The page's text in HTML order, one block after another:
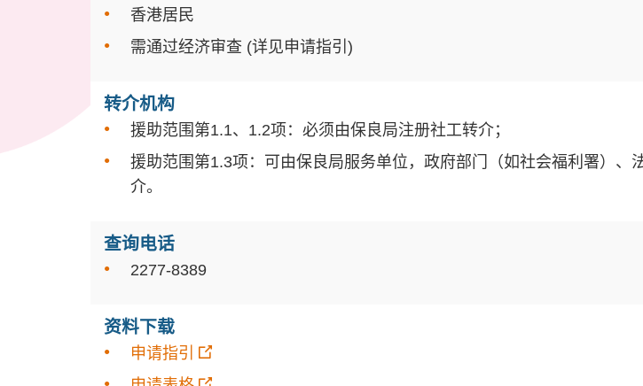
香港居民
需通过经济审查 (详见申请指引)
转介机构
援助范围第1.1、1.2项：必须由保良局注册社工转介；
援助范围第1.3项：可由保良局服务单位，政府部门（如社会福利署）
介。
查询电话
2277-8389
资料下载
申请指引